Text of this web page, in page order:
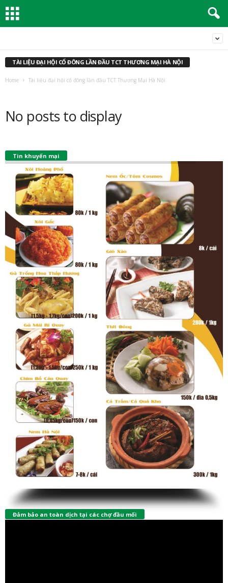
TÀI LIỆU ĐẠI HỘI CỔ ĐÔNG LẦN ĐẦU TCT THƯƠNG MẠI HÀ NỘI
Home Tài liệu đại hội cổ đông lần đầu TCT Thương Mại Hà Nội
No posts to display
Tin khuyến mại
Đảm bảo an toàn dịch tại các chợ đầu mối